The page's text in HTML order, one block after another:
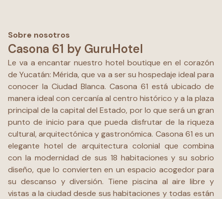
Sobre nosotros
Casona 61 by GuruHotel
Le va a encantar nuestro hotel boutique en el corazón
de Yucatán: Mérida, que va a ser su hospedaje ideal para
conocer la Ciudad Blanca. Casona 61 está ubicado de
manera ideal con cercanía al centro histórico y a la plaza
principal de la capital del Estado, por lo que será un gran
punto de inicio para que pueda disfrutar de la riqueza
cultural, arquitectónica y gastronómica. Casona 61 es un
elegante hotel de arquitectura colonial que combina
con la modernidad de sus 18 habitaciones y su sobrio
diseño, que lo convierten en un espacio acogedor para
su descanso y diversión. Tiene piscina al aire libre y
vistas a la ciudad desde sus habitaciones y todas están